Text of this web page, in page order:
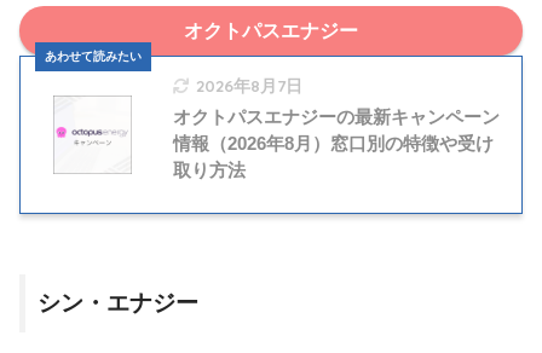
オクトパスエナジー
2026年8月7日
オクトパスエナジーの最新キャンペーン
情報（2026年8月）窓口別の特徴や受け
取り方法
シン・エナジー